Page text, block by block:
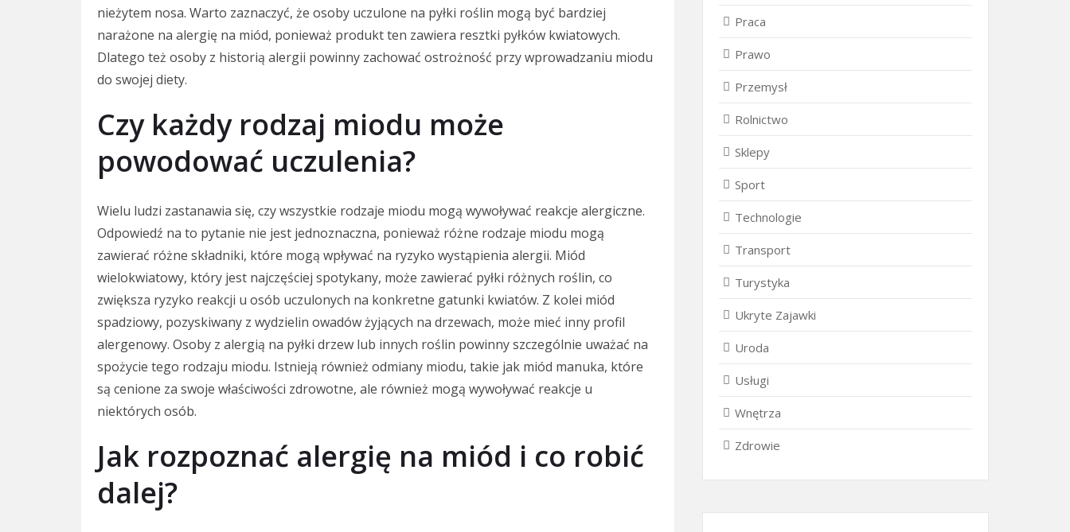
nieżytem nosa. Warto zaznaczyć, że osoby uczulone na pyłki roślin mogą być bardziej
narażone na alergię na miód, ponieważ produkt ten zawiera resztki pyłków kwiatowych.
Dlatego też osoby z historią alergii powinny zachować ostrożność przy wprowadzaniu miodu
do swojej diety.
Czy każdy rodzaj miodu może
powodować uczulenia?
Wielu ludzi zastanawia się, czy wszystkie rodzaje miodu mogą wywoływać reakcje alergiczne.
Odpowiedź na to pytanie nie jest jednoznaczna, ponieważ różne rodzaje miodu mogą
zawierać różne składniki, które mogą wpływać na ryzyko wystąpienia alergii. Miód
wielokwiatowy, który jest najczęściej spotykany, może zawierać pyłki różnych roślin, co
zwiększa ryzyko reakcji u osób uczulonych na konkretne gatunki kwiatów. Z kolei miód
spadziowy, pozyskiwany z wydzielin owadów żyjących na drzewach, może mieć inny profil
alergenowy. Osoby z alergią na pyłki drzew lub innych roślin powinny szczególnie uważać na
spożycie tego rodzaju miodu. Istnieją również odmiany miodu, takie jak miód manuka, które
są cenione za swoje właściwości zdrowotne, ale również mogą wywoływać reakcje u
niektórych osób.
Jak rozpoznać alergię na miód i co robić
dalej?
Praca
Prawo
Przemysł
Rolnictwo
Sklepy
Sport
Technologie
Transport
Turystyka
Ukryte Zajawki
Uroda
Usługi
Wnętrza
Zdrowie